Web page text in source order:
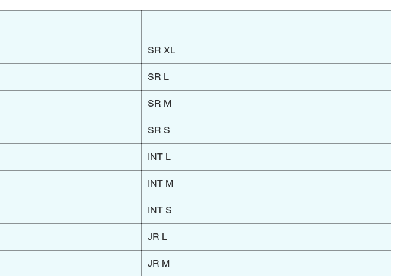
SR XL
SR L
SR M
SR S
INT L
INT M
INT S
JR L
JR M